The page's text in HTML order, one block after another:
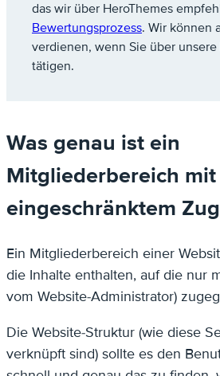
das wir über HeroThemes
Bewertungsprozess. Wir können
verdienen, wenn Sie über
tätigen.
Was genau ist ein
Mitgliederbereich mit
eingeschränktem
Ein Mitgliederbereich einer
die Inhalte enthalten, auf die nur
vom Website-Administrator)
Die Website-Struktur (wie diese
verknüpft sind) sollte es den